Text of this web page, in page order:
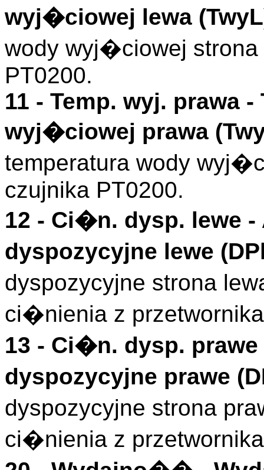
wyj�ciowej lewa (TwyL
wody wyj�ciowej strona
PT0200.
11 - Temp. wyj. prawa -
wyj�ciowej prawa (
temperatura wody
czujnika PT0200.
12 - Ci�n. dysp. lewe -
dyspozycyjne lewe (
dyspozycyjne strona
ci�nienia z
13 - Ci�n. dysp. prawe
dyspozycyjne prawe (
dyspozycyjne strona
ci�nienia z